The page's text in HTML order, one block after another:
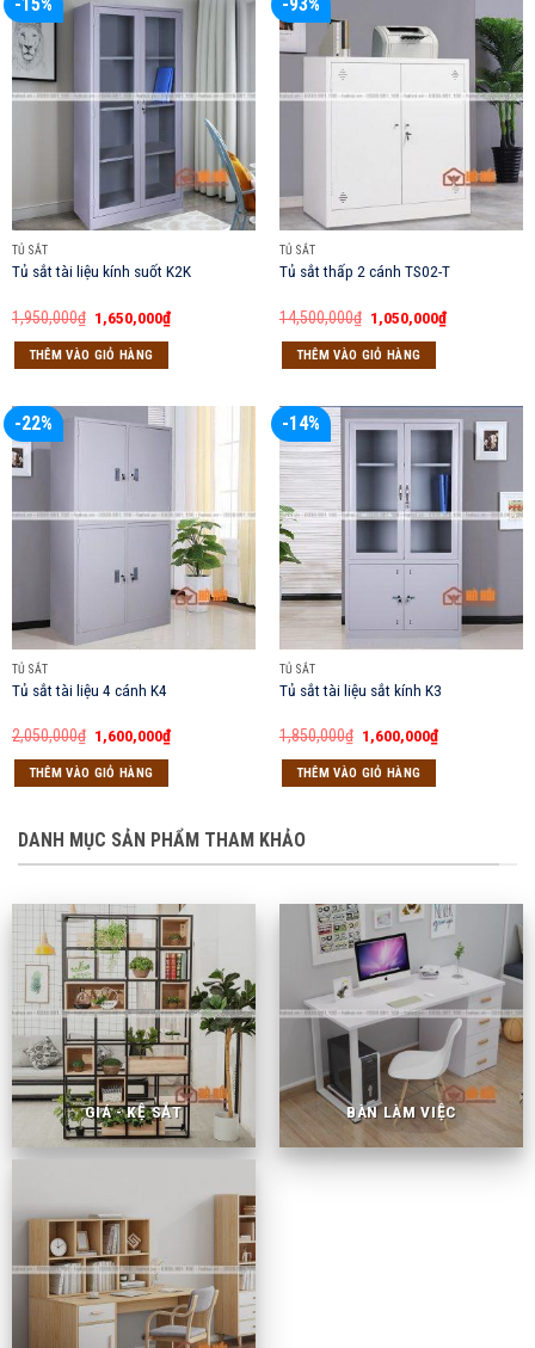
TỦ SẮT
Tủ sắt tài liệu kính suốt K2K
1,950,000₫ Giá
gốc
là:
1,950,000₫.
1,650,000₫Giá
hiện
THÊM VÀO GIỎ HÀNG
TỦ SẮT
Tủ sắt thấp 2 cánh TS02-T
14,500,000₫ Giá
gốc
là:
14,500,000₫.
1,050,000₫Giá
hiện
THÊM VÀO GIỎ HÀNG
-22%
TỦ SẮT
Tủ sắt tài liệu 4 cánh K4
2,050,000₫ Giá
gốc
là:
2,050,000₫.
1,600,000₫Giá
hiện
THÊM VÀO GIỎ HÀNG
-14%
TỦ SẮT
Tủ sắt tài liệu sắt kính K3
1,850,000₫ Giá
gốc
là:
1,850,000₫.
1,600,000₫Giá
hiện
THÊM VÀO GIỎ HÀNG
DANH MỤC SẢN PHẨM THAM KHẢO
GIÁ - KỆ SẮT BÀN LÀM VIỆC